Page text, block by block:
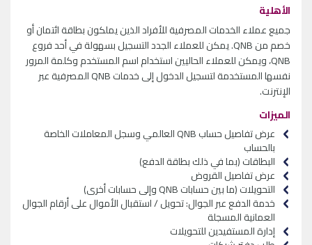
الأهلية
جميع عملاء الخدمات المصرفية للأفراد الذين يملكون بطاقة ائتمان أو
خصم منQNB. يمكن للعملاء الجدد التسجيل بسهولة في أحد فروع
QNB، ويمكن للعملاء الحاليين استخدام اسم المستخدم وكلمة المرور
نفسها المستخدمة لتسجيل الدخول إلى خدماتQNBالمصرفية عبر
الإنترنت.
الميزات
عرض تفاصيل حسابQNBالعالمي وسجل المعاملات الخاصة
بالحساب
البطاقات (بما في ذلك بطاقة الدفع)
عرض تفاصيل القروض
التحويلات (ما بين حساباتQNBوإلى حسابات أخرى)
خدمة الدفع عبر الجوال: تحويل / استقبال الأموال على أرقام الجوال
العمانية المسجلة
إدارة المستفيدين للتحويلات